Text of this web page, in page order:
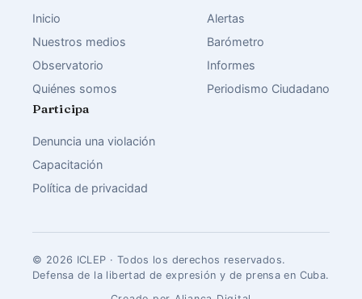
Inicio
Nuestros medios
Observatorio
Quiénes somos
Alertas
Barómetro
Informes
Periodismo Ciudadano
Participa
Denuncia una violación
Capacitación
Política de privacidad
© 2026 ICLEP · Todos los derechos reservados.
Defensa de la libertad de expresión y de prensa en Cuba.